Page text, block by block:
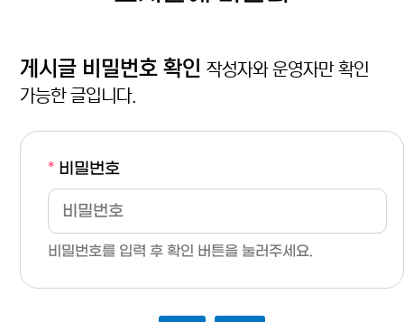
게시글 비밀번호 확인작성자와 운영자만 확인
가능한 글입니다.
* 비밀번호
비밀번호를 입력 후 확인 버튼을 눌러주세요.